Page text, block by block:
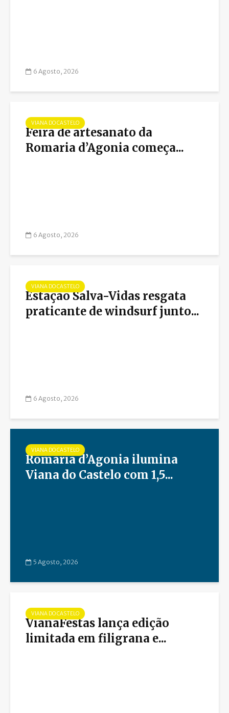
6 Agosto, 2026
VIANA DO CASTELO
Feira de artesanato da
Romaria d’Agonia começa...
6 Agosto, 2026
VIANA DO CASTELO
Estação Salva-Vidas resgata
praticante de windsurf junto...
6 Agosto, 2026
VIANA DO CASTELO
Romaria d’Agonia ilumina
Viana do Castelo com 1,5...
5 Agosto, 2026
VIANA DO CASTELO
VianaFestas lança edição
limitada em filigrana e...